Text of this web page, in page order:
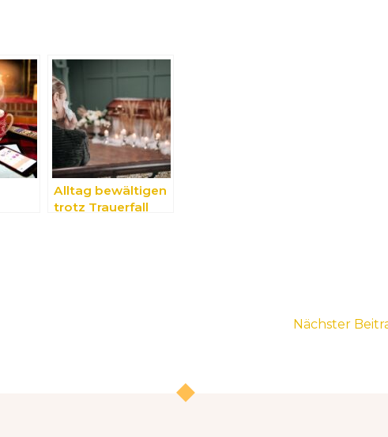
Alltag bewältigen
trotz Trauerfall
Nächster